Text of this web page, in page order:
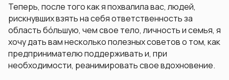
Теперь, после того как я похвалила вас, людей,
рискнувших взять на себя ответственность за
область бóльшую, чем свое тело, личность и семья, я
хочу дать вам несколько полезных советов о том, как
предпринимателю поддерживать и, при
необходимости, реанимировать свое вдохновение.